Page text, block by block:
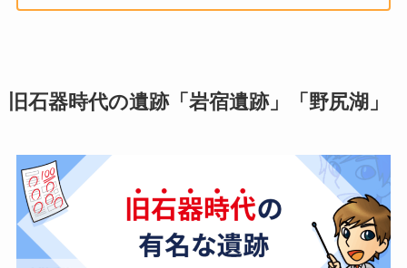
旧石器時代の遺跡「岩宿遺跡」「野尻湖」